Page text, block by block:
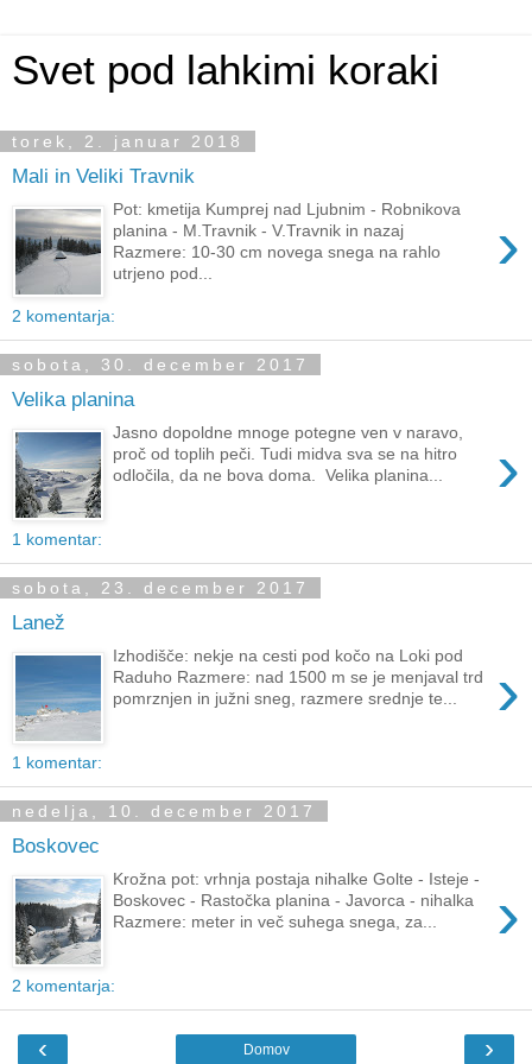
Svet pod lahkimi koraki
torek, 2. januar 2018
Mali in Veliki Travnik
›
Pot: kmetija Kumprej nad Ljubnim - Robnikova
planina - M.Travnik - V.Travnik in nazaj
Razmere: 10-30 cm novega snega na rahlo
utrjeno pod...
2 komentarja:
sobota, 30. december 2017
Velika planina
›
Jasno dopoldne mnoge potegne ven v naravo,
proč od toplih peči. Tudi midva sva se na hitro
odločila, da ne bova doma. Velika planina...
1 komentar:
sobota, 23. december 2017
Lanež
›
Izhodišče: nekje na cesti pod kočo na Loki pod
Raduho Razmere: nad 1500 m se je menjaval trd
pomrznjen in južni sneg, razmere srednje te...
1 komentar:
nedelja, 10. december 2017
Boskovec
›
Krožna pot: vrhnja postaja nihalke Golte - Isteje -
Boskovec - Rastočka planina - Javorca - nihalka
Razmere: meter in več suhega snega, za...
2 komentarja:
‹ ›
Domov